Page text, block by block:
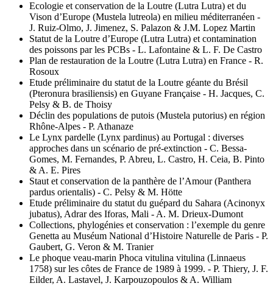
Ecologie et conservation de la Loutre (Lutra Lutra) et du
Vison d’Europe (Mustela lutreola) en milieu méditerranéen -
J. Ruiz-Olmo, J. Jimenez, S. Palazon & J.M. Lopez Martin
Statut de la Loutre d’Europe (Lutra Lutra) et contamination
des poissons par les PCBs - L. Lafontaine & L. F. De Castro
Plan de restauration de la Loutre (Lutra Lutra) en France - R.
Rosoux
Etude préliminaire du statut de la Loutre géante du Brésil
(Pteronura brasiliensis) en Guyane Française - H. Jacques, C.
Pelsy & B. de Thoisy
Déclin des populations de putois (Mustela putorius) en région
Rhône-Alpes - P. Athanaze
Le Lynx pardelle (Lynx pardinus) au Portugal : diverses
approches dans un scénario de pré-extinction - C. Bessa-
Gomes, M. Fernandes, P. Abreu, L. Castro, H. Ceia, B. Pinto
& A. E. Pires
Staut et conservation de la panthère de l’Amour (Panthera
pardus orientalis) - C. Pelsy & M. Hötte
Etude préliminaire du statut du guépard du Sahara (Acinonyx
jubatus), Adrar des Iforas, Mali - A. M. Drieux-Dumont
Collections, phylogénies et conservation : l’exemple du genre
Genetta au Muséum National d’Histoire Naturelle de Paris - P.
Gaubert, G. Veron & M. Tranier
Le phoque veau-marin Phoca vitulina vitulina (Linnaeus
1758) sur les côtes de France de 1989 à 1999. - P. Thiery, J. F.
Eilder, A. Lastavel, J. Karpouzopoulos & A. William